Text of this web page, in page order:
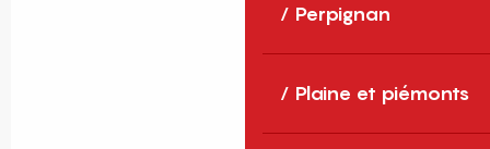
Perpignan
Plaine et piémonts